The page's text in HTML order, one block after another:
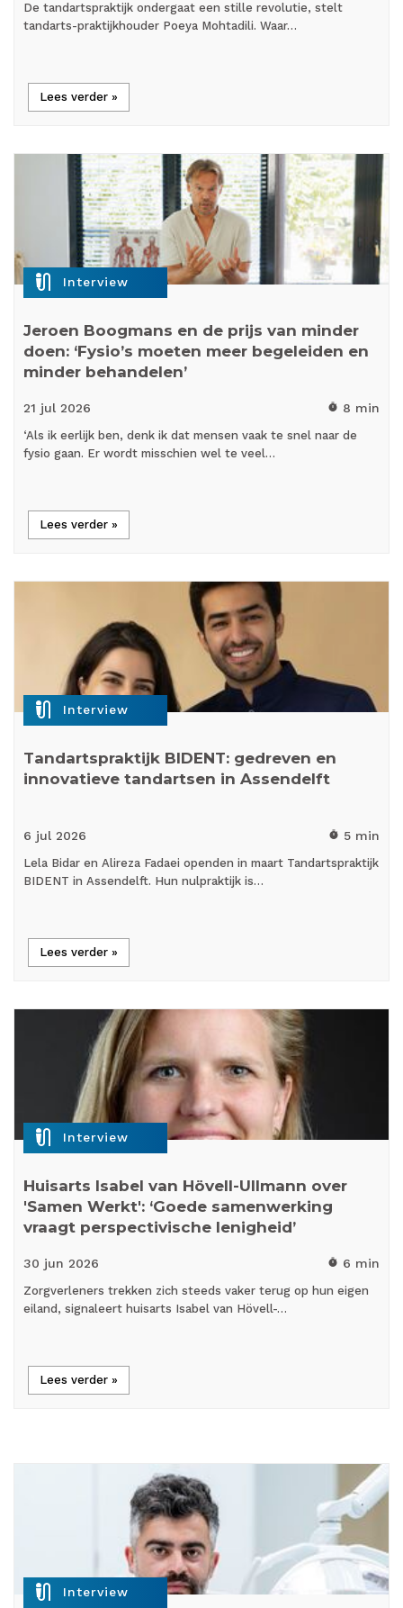
De tandartspraktijk ondergaat een stille revolutie, stelt
tandarts-praktijkhouder Poeya Mohtadili. Waar…
Lees verder »
mic_external_on Interview
Jeroen Boogmans en de prijs van minder
doen: ‘Fysio’s moeten meer begeleiden en
minder behandelen’
21 jul 2026 timer 8 min
‘Als ik eerlijk ben, denk ik dat mensen vaak te snel naar de
fysio gaan. Er wordt misschien wel te veel…
Lees verder »
mic_external_on Interview
Tandartspraktijk BIDENT: gedreven en
innovatieve tandartsen in Assendelft
6 jul 2026 timer 5 min
Lela Bidar en Alireza Fadaei openden in maart Tandartspraktijk
BIDENT in Assendelft. Hun nulpraktijk is…
Lees verder »
mic_external_on Interview
Huisarts Isabel van Hövell-Ullmann over
'Samen Werkt': ‘Goede samenwerking
vraagt perspectivische lenigheid’
30 jun 2026 timer 6 min
Zorgverleners trekken zich steeds vaker terug op hun eigen
eiland, signaleert huisarts Isabel van Hövell-…
Lees verder »
mic_external_on Interview